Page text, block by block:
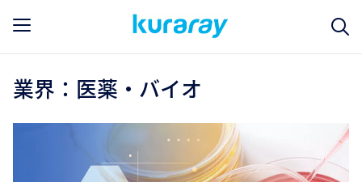
業界：医薬・バイオ